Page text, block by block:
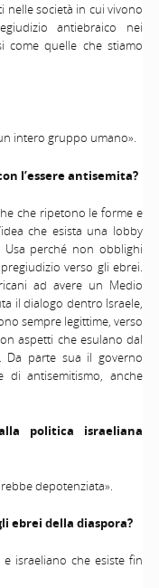
nelle società in cui vivono
antiebraico nei
quelle che stiamo
intero gruppo umano».
l’essere antisemita?
che ripetono le forme e
che esista una lobby
perché non obblighi
verso gli ebrei.
ad avere un Medio
il dialogo dentro Israele,
sempre legittime, verso
aspetti che esulano dal
Da parte sua il governo
di antisemitismo, anche
politica israeliana
depotenziata».
ebrei della diaspora?
e israeliano che esiste fin